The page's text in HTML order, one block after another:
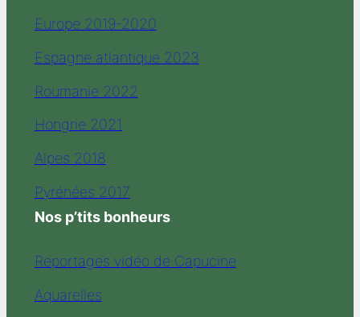
Europe 2019-2020
Espagne atlantique 2023
Roumanie 2022
Hongrie 2021
Alpes 2018
Pyrénées 2017
Nos p’tits bonheurs
Reportages vidéo de Capucine
Aquarelles